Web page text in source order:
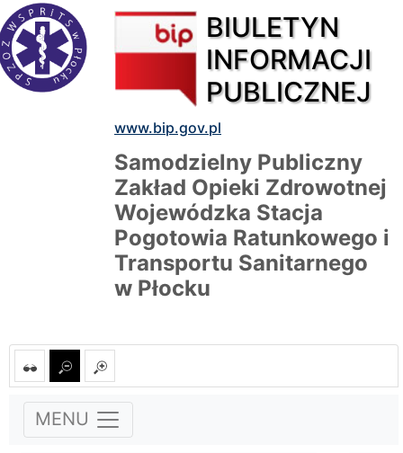
BIULETYN
INFORMACJI
PUBLICZNEJ
www.bip.gov.pl
Samodzielny Publiczny
Zakład Opieki Zdrowotnej
Wojewódzka Stacja
Pogotowia Ratunkowego i
Transportu Sanitarnego
w Płocku
MENU